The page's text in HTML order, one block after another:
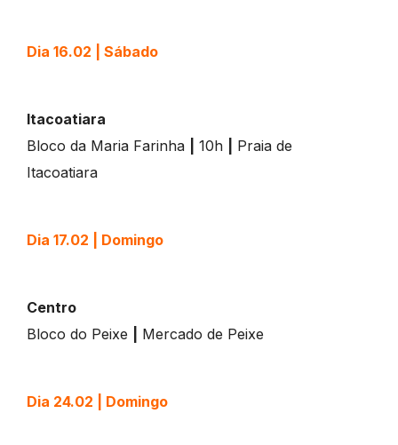
Dia 16.02 | Sábado
Itacoatiara
Bloco da Maria Farinha
10h
Praia de
Itacoatiara
Dia 17.02 | Domingo
Centro
Bloco do Peixe
Mercado de Peixe
Dia 24.02 | Domingo